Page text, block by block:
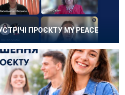
ПРОЄКТУ MY PEACE